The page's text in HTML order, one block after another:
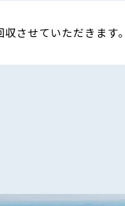
させていただきます。